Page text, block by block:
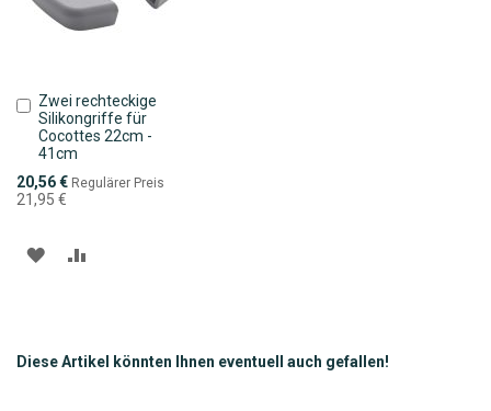
Zwei rechteckige
Silikongriffe für
Cocottes 22cm -
41cm
Sonderpreis
20,56 € Regulärer Preis
21,95 €
In
den
Warenkorb
ZUR
Diese Artikel könnten Ihnen eventuell auch gefallen!